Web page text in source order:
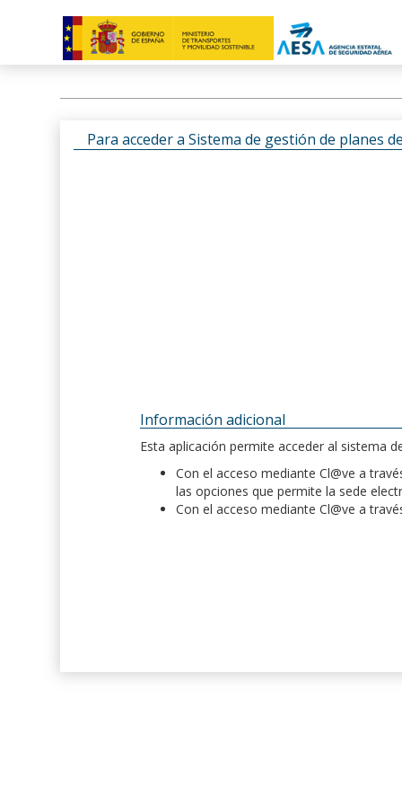
Para acceder a Sistema de gestión de planes
Información adicional
Esta aplicación permite acceder al sistema
Con el acceso mediante Cl@ve a
las opciones que permite la sede
Con el acceso mediante Cl@ve a